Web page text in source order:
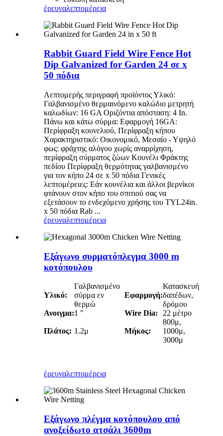
έρευναλεπτομέρεια
Rabbit Guard Field Wire Fence Hot
Dip Galvanized for Garden 24 σε x
50 πόδια
Λεπτομερής περιγραφή προϊόντος Υλικό:
Γαλβανισμένο θερμαινόμενο καλώδιο μετρητή
καλωδίων: 16 GA Οριζόντια απόσταση: 4 In.
Πάνω και κάτω σύρμα: Εφαρμογή 16GA:
Περίφραξη κουνελιού, Περίφραξη κήπου
Χαρακτηριστικό: Οικονομικό, Μεσαίο - Υψηλό
φως: φράχτης αλόγου χωρίς αναρρίχηση,
περίφραξη σύρματος ζώων Κουνέλι Φράκτης
πεδίου Περίφραξη θερμότητας γαλβανισμένο
για τον κήπο 24 σε x 50 πόδια Γενικές
λεπτομέρειες: Εάν κουνέλια και άλλοι βερνίκοι
φτάνουν στον κήπο του σπιτιού σας να
εξετάσουν το ενδεχόμενο χρήσης του TYL24in.
x 50 πόδια Rab ...
έρευναλεπτομέρεια
Εξάγωνο συρματόπλεγμα 3000 m
κοτόπουλου
Υλικό:
Γαλβανισμένο
σύρμα εν
θερμώ
Εφαρμογή:
Κατασκευή
δαπέδων,
δρόμου
Ανοιγμα:1 ″ Wire Dia: 22 μέτρο
Πλάτος: 1.2μ Μήκος:
800μ,
1000μ,
3000μ
έρευναλεπτομέρεια
Εξάγωνο πλέγμα κοτόπουλου από
ανοξείδωτο ατσάλι 3600m